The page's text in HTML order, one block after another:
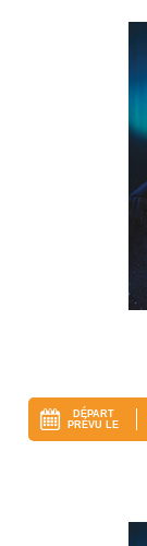
DÉPART
PRÉVU LE